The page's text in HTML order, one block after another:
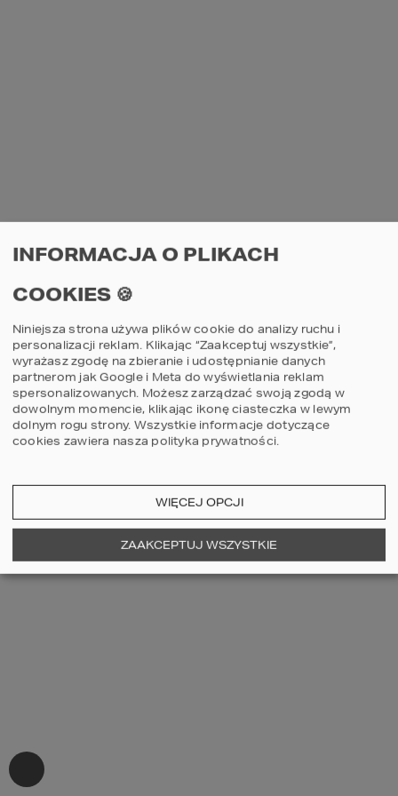
AN UNEXPECTED ERROR HAS OCCURRED
INFORMACJA O PLIKACH
COOKIES 🍪
Niniejsza strona używa plików cookie do analizy ruchu i
personalizacji reklam. Klikając “Zaakceptuj wszystkie”,
wyrażasz zgodę na zbieranie i udostępnianie danych
partnerom jak Google i Meta do wyświetlania reklam
spersonalizowanych. Możesz zarządzać swoją zgodą w
dowolnym momencie, klikając ikonę ciasteczka w lewym
dolnym rogu strony. Wszystkie informacje dotyczące
cookies zawiera nasza polityka prywatności.
WIĘCEJ OPCJI
ZAAKCEPTUJ WSZYSTKIE